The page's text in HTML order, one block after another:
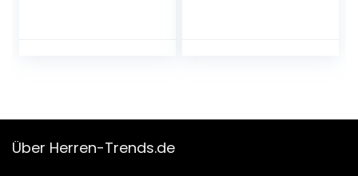
Bequeme
Über Herren-Trends.de